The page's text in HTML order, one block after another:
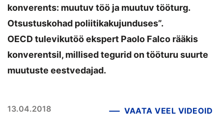
konverents: muutuv töö ja muutuv tööturg.
Otsustuskohad poliitikakujunduses”.
OECD tulevikutöö ekspert Paolo Falco rääkis
konverentsil, millised tegurid on tööturu suurte
muutuste eestvedajad.
13.04.2018 VAATA VEEL VIDEOID